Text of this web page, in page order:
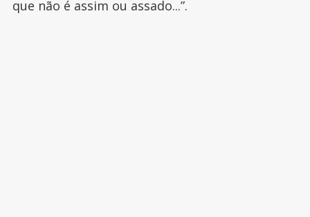
que não é assim ou assado...”.